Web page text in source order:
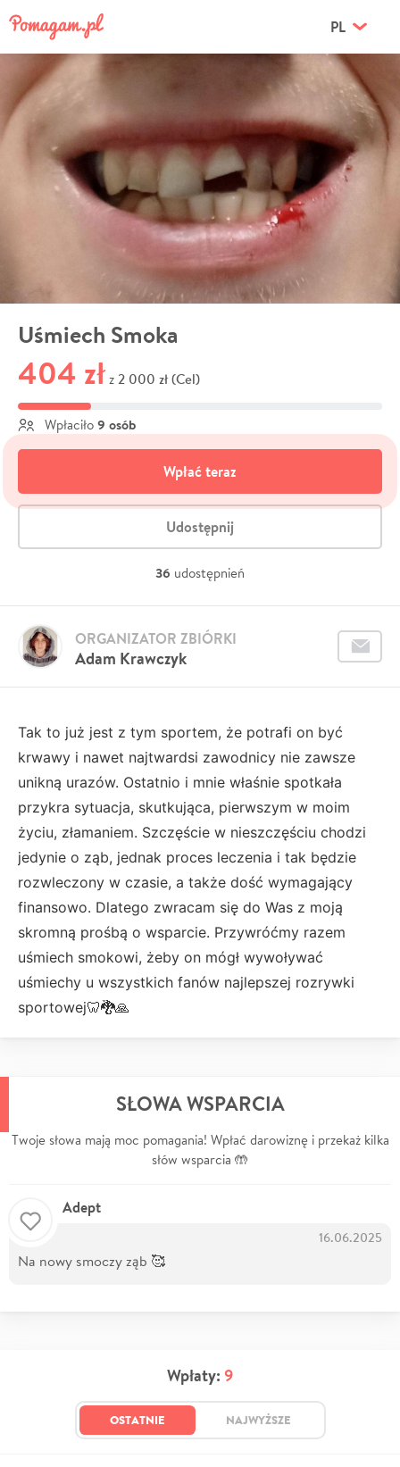
PL
Uśmiech Smoka
404 zł z 2 000 zł (Cel)
Wpłaciło 9 osób
Wpłać teraz
Udostępnij
36 udostępnień
Adam Krawczyk
ORGANIZATOR ZBIÓRKI
Tak to już jest z tym sportem, że potrafi on być
krwawy i nawet najtwardsi zawodnicy nie zawsze
unikną urazów. Ostatnio i mnie właśnie spotkała
przykra sytuacja, skutkująca, pierwszym w moim
życiu, złamaniem. Szczęście w nieszczęściu chodzi
jedynie o ząb, jednak proces leczenia i tak będzie
rozwleczony w czasie, a także dość wymagający
finansowo. Dlatego zwracam się do Was z moją
skromną prośbą o wsparcie. Przywróćmy razem
uśmiech smokowi, żeby on mógł wywoływać
uśmiechy u wszystkich fanów najlepszej rozrywki
sportowej🦷🐉🙏
SŁOWA WSPARCIA
Twoje słowa mają moc pomagania! Wpłać darowiznę i przekaż kilka
słów wsparcia 🤲
Adept
16.06.2025
Na nowy smoczy ząb 🥰
Wpłaty: 9
OSTATNIE NAJWYŻSZE